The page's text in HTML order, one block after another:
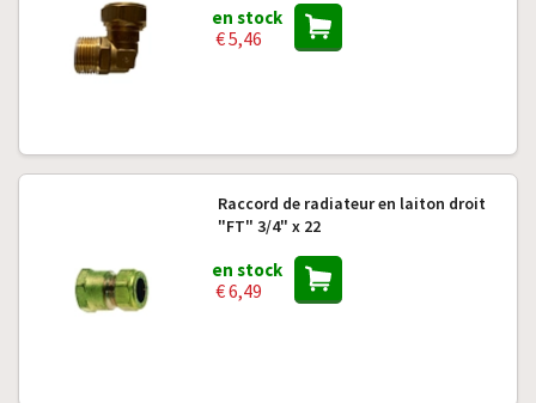
en stock
€ 5,46
Raccord de radiateur en laiton droit
"FT" 3/4" x 22
en stock
€ 6,49